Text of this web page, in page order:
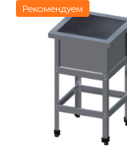
Рекомендуем